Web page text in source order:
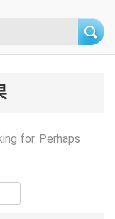
产品，智能家居解决方
for. Perhaps